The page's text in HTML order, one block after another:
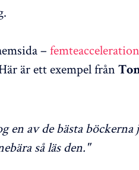
–
är ett exempel från
en av de bästa
så läs den."